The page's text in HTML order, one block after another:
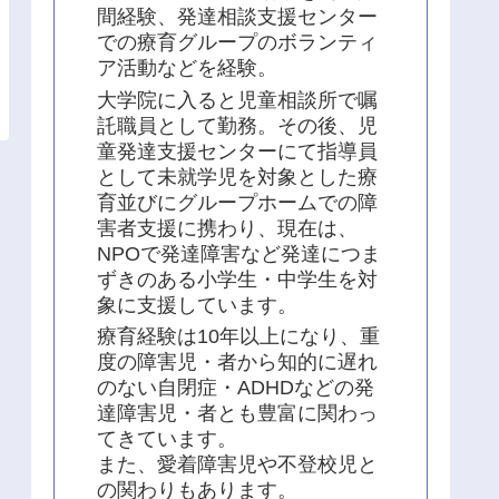
間経験、発達相談支援センター
での療育グループのボランティ
ア活動などを経験。
大学院に入ると児童相談所で嘱
託職員として勤務。その後、児
童発達支援センターにて指導員
として未就学児を対象とした療
育並びにグループホームでの障
害者支援に携わり、現在は、
NPOで発達障害など発達につま
ずきのある小学生・中学生を対
象に支援しています。
療育経験は10年以上になり、重
度の障害児・者から知的に遅れ
のない自閉症・ADHDなどの発
達障害児・者とも豊富に関わっ
てきています。
また、愛着障害児や不登校児と
の関わりもあります。